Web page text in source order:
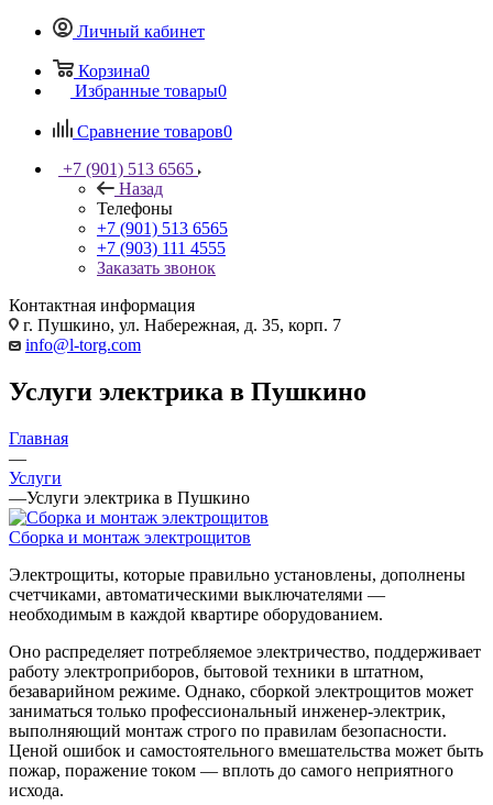
Личный кабинет
Корзина0
Избранные товары0
Сравнение товаров0
+7 (901) 513 6565
Назад
Телефоны
+7 (901) 513 6565
+7 (903) 111 4555
Заказать звонок
Контактная информация
г. Пушкино, ул. Набережная, д. 35, корп. 7
info@l-torg.com
Услуги электрика в Пушкино
Главная
—
Услуги
—Услуги электрика в Пушкино
Сборка и монтаж электрощитов
Электрощиты, которые правильно установлены, дополнены
счетчиками, автоматическими выключателями —
необходимым в каждой квартире оборудованием.
Оно распределяет потребляемое электричество, поддерживает
работу электроприборов, бытовой техники в штатном,
безаварийном режиме. Однако, сборкой электрощитов может
заниматься только профессиональный инженер-электрик,
выполняющий монтаж строго по правилам безопасности.
Ценой ошибок и самостоятельного вмешательства может быть
пожар, поражение током — вплоть до самого неприятного
исхода.